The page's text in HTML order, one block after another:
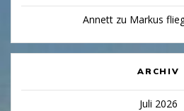
Annettzu Markus
ARCHIV
Juli 2026